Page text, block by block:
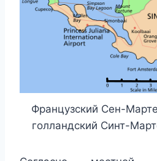
Французский Сен-
голландский Синт-